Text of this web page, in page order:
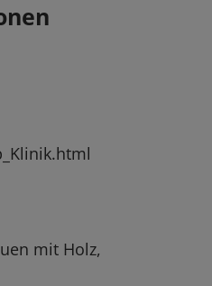
mit Holz,